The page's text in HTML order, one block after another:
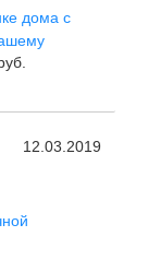
дома с
12.03.2019